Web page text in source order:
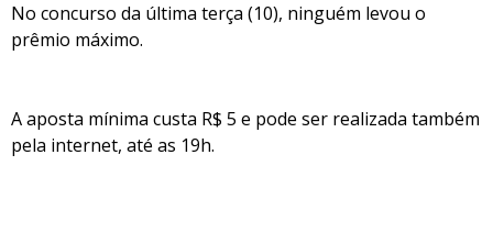
No concurso da última terça (10), ninguém levou o
prêmio máximo.
A aposta mínima custa R$ 5 e pode ser realizada também
pela internet, até as 19h.